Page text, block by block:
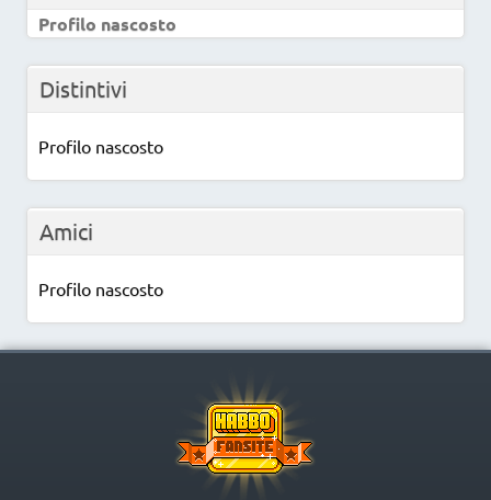
Profilo nascosto
Distintivi
Profilo nascosto
Amici
Profilo nascosto